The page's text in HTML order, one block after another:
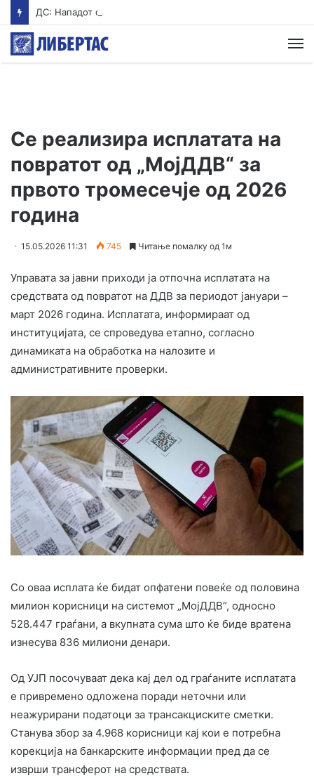
Се реализира исплатата на
повратот од „МојДДВ“ за
првото тромесечје од 2026
година
15.05.2026 11:31 745 Читање помалку од 1м
Управата за јавни приходи ја отпочна исплатата на
средствата од повратот на ДДВ за периодот јануари –
март 2026 година. Исплатата, информираат од
институцијата, се спроведува етапно, согласно
динамиката на обработка на налозите и
административните проверки.
Со оваа исплата ќе бидат опфатени повеќе од половина
милион корисници на системот „МојДДВ“, односно
528.447 граѓани, а вкупната сума што ќе биде вратена
изнесува 836 милиони денари.
Од УЈП посочуваат дека кај дел од граѓаните исплатата
е привремено одложена поради неточни или
неажурирани податоци за трансакциските сметки.
Станува збор за 4.968 корисници кај кои е потребна
корекција на банкарските информации пред да се
изврши трансферот на средствата.